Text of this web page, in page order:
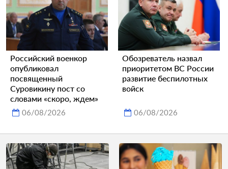
Российский военкор
опубликовал
посвященный
Суровикину пост со
словами «скоро, ждем»
06/08/2026
Обозреватель назвал
приоритетом ВС России
развитие беспилотных
войск
06/08/2026